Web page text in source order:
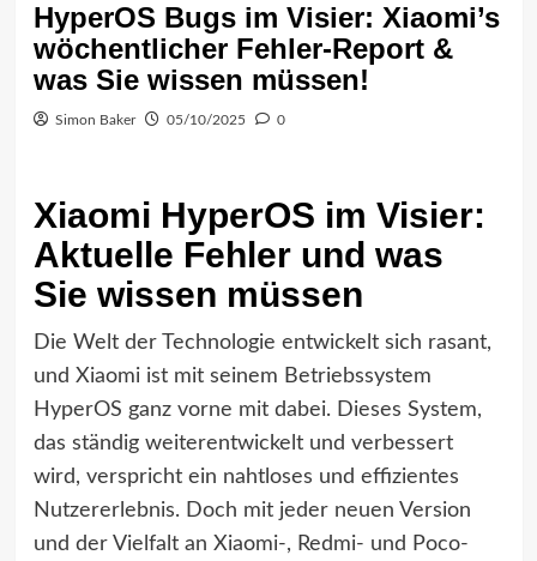
HyperOS Bugs im Visier: Xiaomi’s
wöchentlicher Fehler-Report &
was Sie wissen müssen!
Simon Baker 05/10/2025 0
Xiaomi HyperOS im Visier:
Aktuelle Fehler und was
Sie wissen müssen
Die Welt der Technologie entwickelt sich rasant,
und Xiaomi ist mit seinem Betriebssystem
HyperOS ganz vorne mit dabei. Dieses System,
das ständig weiterentwickelt und verbessert
wird, verspricht ein nahtloses und effizientes
Nutzererlebnis. Doch mit jeder neuen Version
und der Vielfalt an Xiaomi-, Redmi- und Poco-